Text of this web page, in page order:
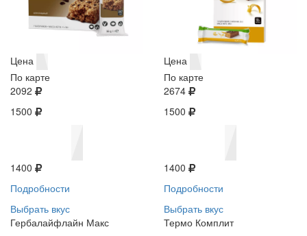
Цена
По карте
2092
1500
1400
Подробности
Выбрать вкус
Цена
По карте
2674
1500
1400
Подробности
Выбрать вкус
Гербалайфлайн Макс
Термо Комплит